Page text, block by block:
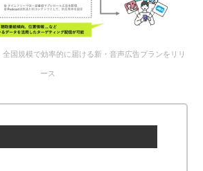
国規模で効率的に届ける新・音声広告プランをリリ
ース